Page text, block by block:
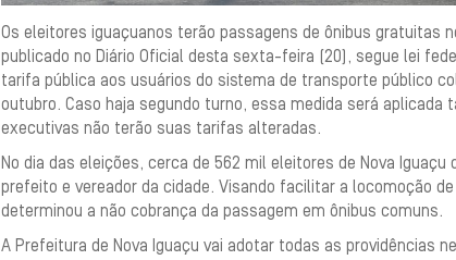
Os eleitores iguaçuanos terão passagens de ônibus gratuitas
publicado no Diário Oficial desta sexta-feira (20), segue lei
tarifa pública aos usuários do sistema de transporte público
outubro. Caso haja segundo turno, essa medida será aplicada
executivas não terão suas tarifas alteradas.
No dia das eleições, cerca de 562 mil eleitores de Nova
prefeito e vereador da cidade. Visando facilitar a locomoção
determinou a não cobrança da passagem em ônibus comuns.
A Prefeitura de Nova Iguaçu vai adotar todas as providências